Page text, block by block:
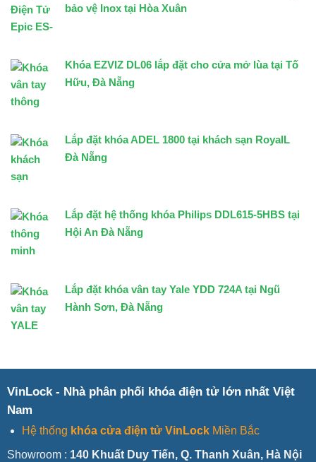
bảo vệ Inox tại Hòa Xuân
Khóa EZVIZ DL06 lắp đặt cho cửa mở lùa tại Tố
Hữu, Đà Nẵng
Lắp đặt khóa ADEL 1800 tại khách sạn RoyalL
Đà Nẵng
Lắp đặt hệ thống khóa Philips DDL615-5HBS tại
Hội An Đà Nẵng
Lắp đặt khóa vân tay Yale YDD 724A tại Ngũ
Hành Sơn, Đà Nẵng
VinLock - Nhà phân phối khóa điện tử lớn nhất Việt
Nam
Hệ thống khóa cửa điện tử VinLockMiền Bắc
Showroom : 140 Khuất Duy Tiến, Q. Thanh Xuân, Hà Nội